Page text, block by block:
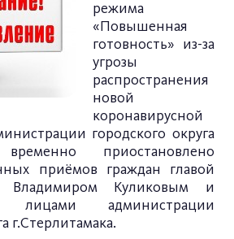
режима
«Повышенная
готовность» из-за
угрозы
распространения
новой
коронавирусной
городского округа
временно приостановлено
приёмов граждан главой
Владимиром Куликовым и
лицами администрации
г.Стерлитамака.